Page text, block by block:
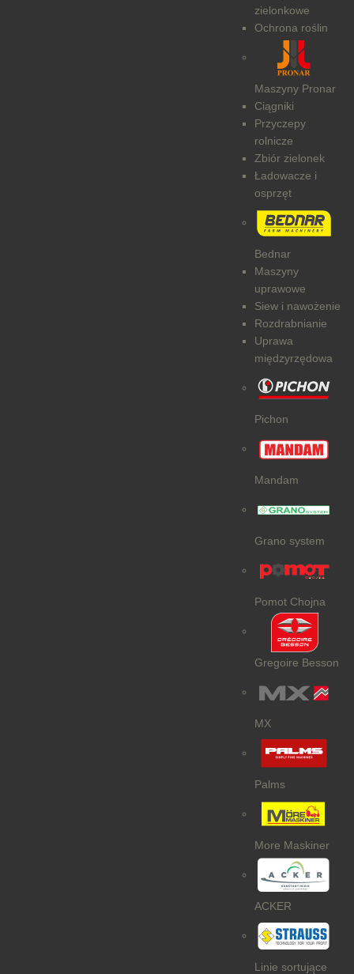
zielonkowe
Ochrona roślin
Maszyny Pronar
Ciągniki
Przyczepy
rolnicze
Zbiór zielonek
Ładowacze i
osprzęt
Bednar
Maszyny
uprawowe
Siew i nawożenie
Rozdrabnianie
Uprawa
międzyrzędowa
Pichon
Mandam
Grano system
Pomot Chojna
Gregoire Besson
MX
Palms
More Maskiner
ACKER
Linie sortujące